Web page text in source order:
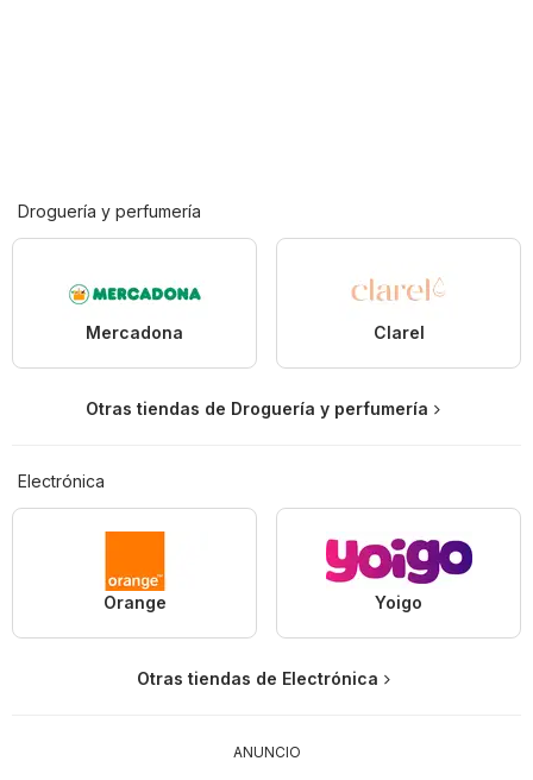
Droguería y perfumería
Mercadona Clarel
Otras tiendas de Droguería y perfumería
Electrónica
Orange Yoigo
Otras tiendas de Electrónica
ANUNCIO